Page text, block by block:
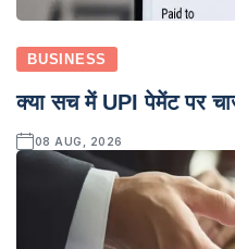
BUSINESS
क्या सच में UPI पेमेंट पर
08 AUG, 2026